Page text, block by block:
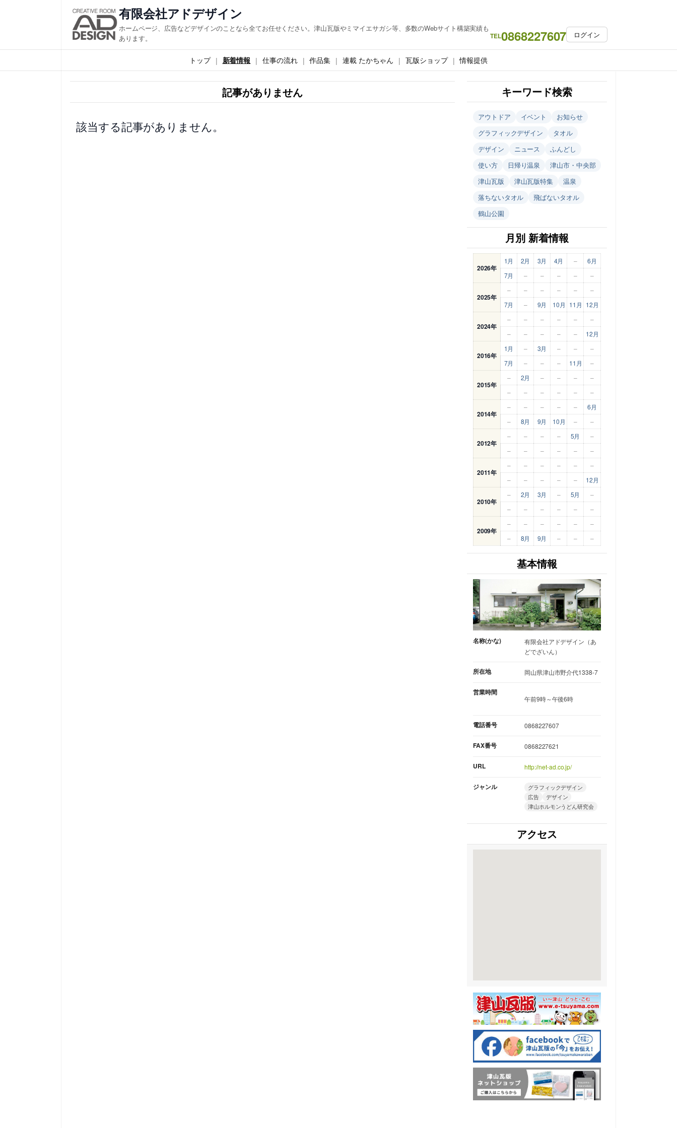
ス
キ
有限会社アドデザイン
ホームページ、広告などデザインのことなら全てお任せください。津山瓦版やミマイエサガシ等、多数のWebサイト構築実績も
あります。
TEL0868227607 ログイン
トップ 新着情報 仕事の流れ 作品集 連載 たかちゃん 瓦版ショップ 情報提供
記事がありません
該当する記事がありません。
キーワード検索
アウトドア イベント
お知らせ
グラフィックデザイン
タオル
デザイン
ニュース
ふんどし
使い方
日帰り温泉
津山市・中央部
津山瓦版
津山瓦版特集
温泉
落ちないタオル
飛ばないタオル
鶴山公園
月別 新着情報
2026年
1月 2月 3月 4月 –
6月
7月
– – – – –
2025年
– – – – –
–
7月
– 9月 10月 11月 12月
2024年
– – – – –
–
–
– – – – 12月
2016年
1月 – 3月 – –
–
7月
– – – 11月 –
2015年
– 2月 – – –
–
–
– – – – –
2014年
– – – – –
6月
–
8月 9月 10月 – –
2012年
– – – – 5月
–
–
– – – – –
2011年
– – – – –
–
–
– – – – 12月
2010年
– 2月 3月 – 5月
–
–
– – – – –
2009年
– – – – –
–
–
8月 9月 – – –
基本情報
名称(かな)
有限会社アドデザイン（あ
どでざいん）
所在地 岡山県津山市野介代1338-7
営業時間
午前9時～午後6時
電話番号 0868227607
FAX番号 0868227621
URL http://net-ad.co.jp/
ジャンル
グラフィックデザイン
広告
デザイン
津山ホルモンうどん研究会
アクセス